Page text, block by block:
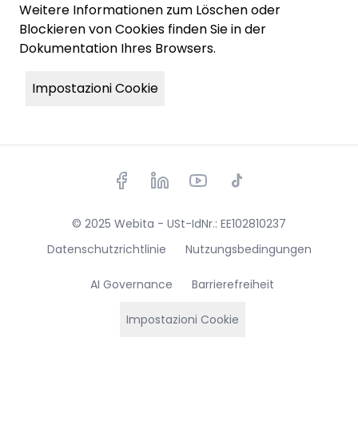
Weitere Informationen zum Löschen oder
Blockieren von Cookies finden Sie in der
Dokumentation Ihres Browsers.
Impostazioni Cookie
© 2025 Webita - USt-IdNr.: EE102810237
Datenschutzrichtlinie
Nutzungsbedingungen
AI Governance Barrierefreiheit
Impostazioni Cookie